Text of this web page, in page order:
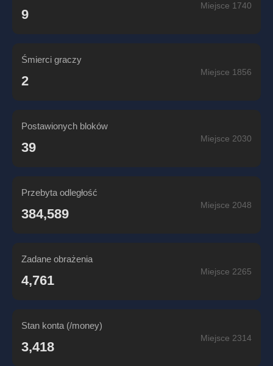
9
Miejsce 1740
Śmierci graczy
2
Miejsce 1856
Postawionych bloków
39
Miejsce 2030
Przebyta odległość
384,589
Miejsce 2048
Zadane obrażenia
4,761
Miejsce 2265
Stan konta (/money)
3,418
Miejsce 2314